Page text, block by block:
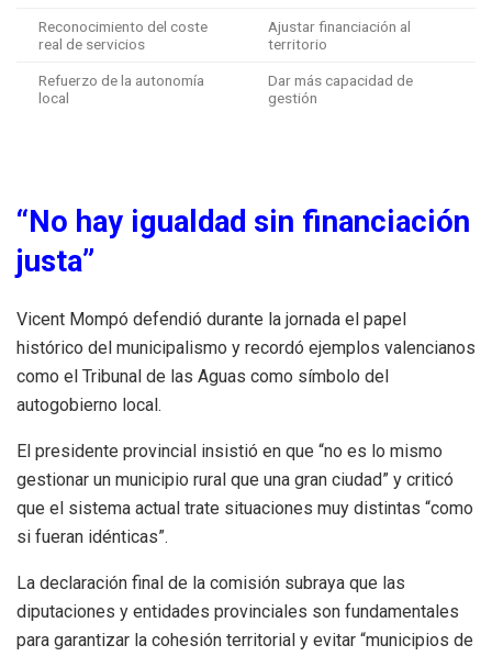
Reconocimiento del coste
real de servicios
Ajustar financiación al
territorio
Refuerzo de la autonomía
local
Dar más capacidad de
gestión
“No hay igualdad sin financiación
justa”
Vicent Mompó defendió durante la jornada el papel
histórico del municipalismo y recordó ejemplos valencianos
como el Tribunal de las Aguas como símbolo del
autogobierno local.
El presidente provincial insistió en que “no es lo mismo
gestionar un municipio rural que una gran ciudad” y criticó
que el sistema actual trate situaciones muy distintas “como
si fueran idénticas”.
La declaración final de la comisión subraya que las
diputaciones y entidades provinciales son fundamentales
para garantizar la cohesión territorial y evitar “municipios de